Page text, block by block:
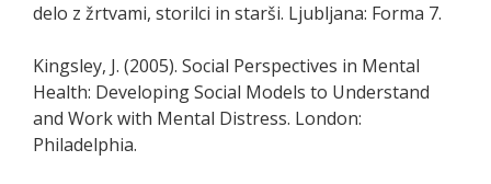
delo z žrtvami, storilci in starši. Ljubljana: Forma 7.
Kingsley, J. (2005). Social Perspectives in Mental
Health: Developing Social Models to Understand
and Work with Mental Distress. London:
Philadelphia.